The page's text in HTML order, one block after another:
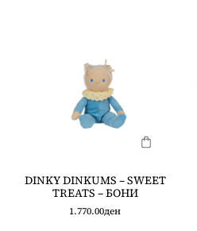
DINKY DINKUMS – SWEET
TREATS – БОНИ
1.770.00ден